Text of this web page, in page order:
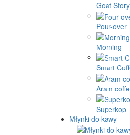
Goat Story
Pour-over
Morning
Smart
Aram
Superkop
Młynki do kawy